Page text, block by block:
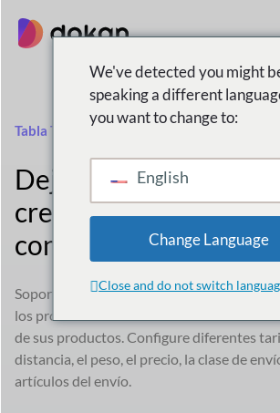
contenido
Tabla Tarifa Envío
Deje que sus
creen tarifas de envío
condicionales
Soporte de múltiples proveedores para
los proveedores sobre cómo establecen
de sus productos. Configure diferentes
distancia, el peso, el precio, la clase de
artículos del envío.
We've detected you might
speaking a different
you want to change to:
English
Change Language
Close and do not switch